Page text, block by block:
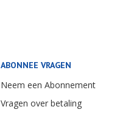
ABONNEE VRAGEN
Neem een Abonnement
Vragen over betaling